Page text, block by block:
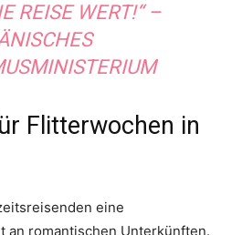
REISE WERT!“ –
Flitterwochen in
eine
an romantischen Unterkünften.